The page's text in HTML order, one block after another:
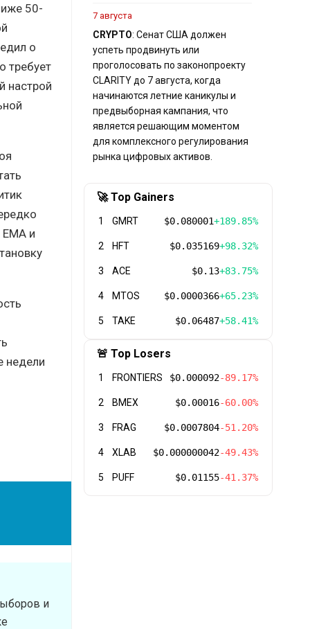
50-
о
требует
настрой
и
недели
и
7 августа
CRYPTO: Сенат США должен
успеть продвинуть или
проголосовать по законопроекту
CLARITY до 7 августа, когда
начинаются летние каникулы и
предвыборная кампания, что
является решающим моментом
для комплексного регулирования
рынка цифровых активов.
🚀 Top Gainers
1 GMRT $0.080001+189.85%
2 HFT $0.035169+98.32%
3 ACE $0.13+83.75%
4 MTOS $0.0000366+65.23%
5 TAKE $0.06487+58.41%
🚨 Top Losers
1 FRONTIERS $0.000092-89.17%
2 BMEX $0.00016-60.00%
3 FRAG $0.0007804-51.20%
4 XLAB $0.000000042-49.43%
5 PUFF $0.01155-41.37%